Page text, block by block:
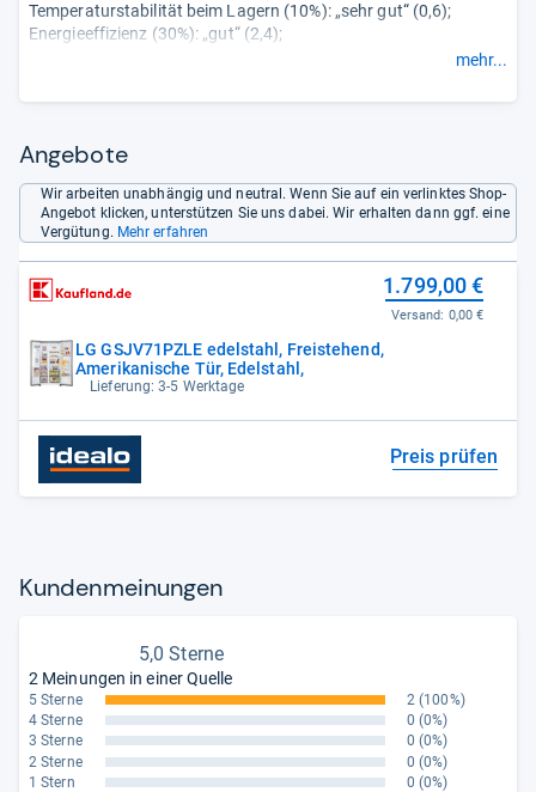
Temperaturstabilität beim Lagern (10%): „sehr gut“ (0,6);
Energieeffizienz (30%): „gut“ (2,4);
Verhalten bei Störungen (5%): „gut“ (2,5).
mehr...
Angebote
Wir arbeiten unabhängig und neutral. Wenn Sie auf ein verlinktes Shop-
Angebot klicken, unterstützen Sie uns dabei. Wir erhalten dann ggf. eine
Vergütung. Mehr erfahren
LG GSJV71PZLE edelstahl, Freistehend,
Amerikanische Tür, Edelstahl,
Lieferung: 3-5 Werktage
1.799,00 €
Versand: 0,00 €
Preis prüfen
Kun­den­mei­nun­gen
5,0 Sterne
2 Meinungen in einer Quelle
5 Sterne 2 (100%)
4 Sterne
0 (0%)
3 Sterne
0 (0%)
2 Sterne
0 (0%)
1 Stern
0 (0%)